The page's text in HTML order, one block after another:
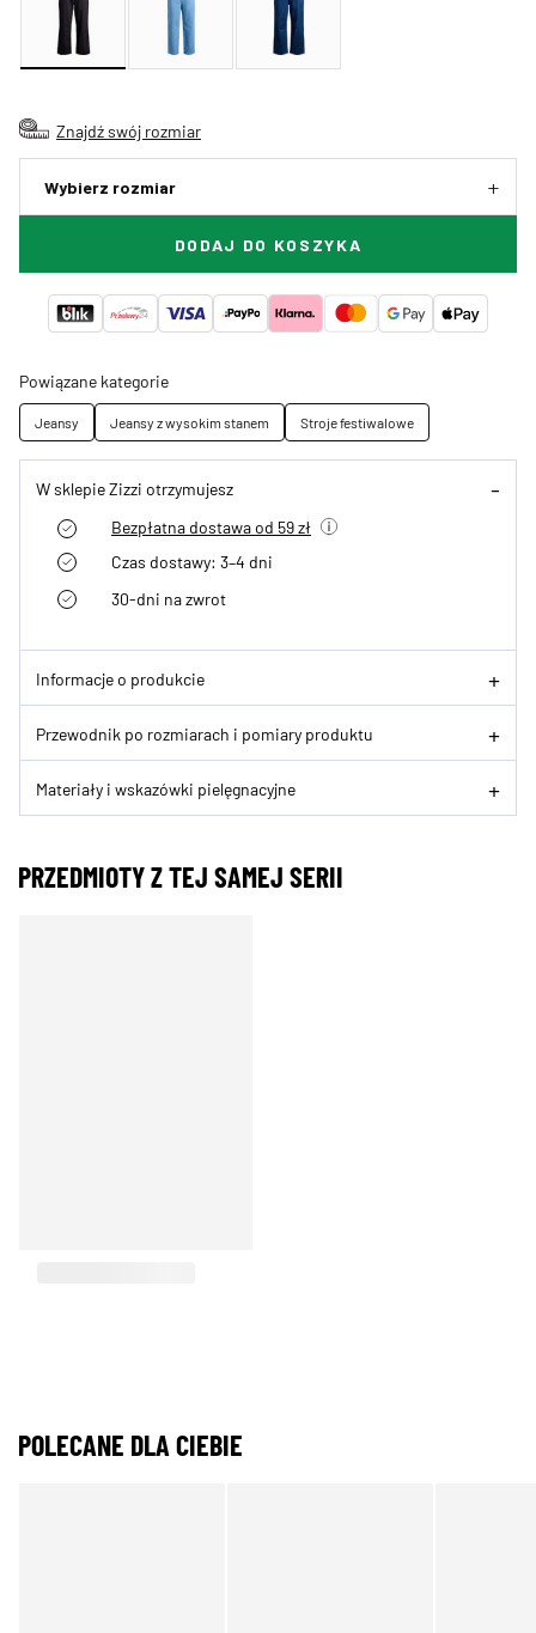
Znajdź swój rozmiar
Wybierz rozmiar
DODAJ DO KOSZYKA
Powiązane kategorie
Jeansy Jeansy z wysokim stanem Stroje festiwalowe
W sklepie Zizzi otrzymujesz
Bezpłatna dostawa od 59 zł
Czas dostawy: 3–4 dni
30-dni na zwrot
Informacje o produkcie
Przewodnik po rozmiarach i pomiary produktu
Materiały i wskazówki pielęgnacyjne
PRZEDMIOTY Z TEJ SAMEJ SERII
POLECANE DLA CIEBIE